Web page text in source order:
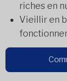
riches en
Vieillir en